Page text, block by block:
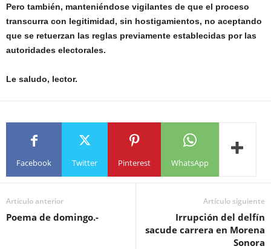
Pero también, manteniéndose vigilantes de que el proceso
transcurra con legitimidad, sin hostigamientos, no aceptando
que se retuerzan las reglas previamente establecidas por las
autoridades electorales.
Le saludo, lector.
Facebook Twitter Pinterest WhatsApp
Artículo anterior
Poema de domingo.-
Artículo siguiente
Irrupción del delfín
sacude carrera en Morena
Sonora